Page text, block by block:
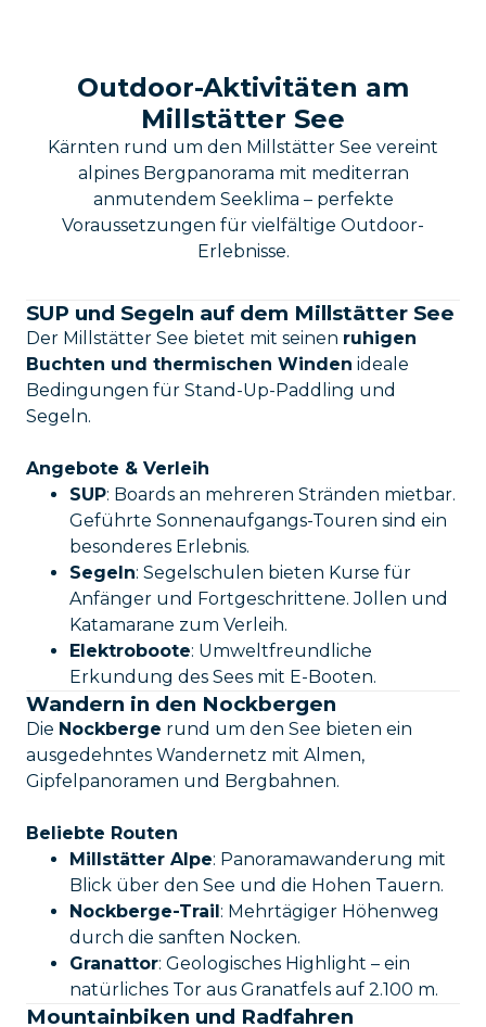
Outdoor-Aktivitäten am
Millstätter See
Kärnten rund um den Millstätter See vereint
alpines Bergpanorama mit mediterran
anmutendem Seeklima – perfekte
Voraussetzungen für vielfältige Outdoor-
Erlebnisse.
SUP und Segeln auf dem Millstätter See
Der Millstätter See bietet mit seinen ruhigen
Buchten und thermischen Winden ideale
Bedingungen für Stand-Up-Paddling und
Segeln.
Angebote & Verleih
SUP: Boards an mehreren Stränden mietbar.
Geführte Sonnenaufgangs-Touren sind ein
besonderes Erlebnis.
Segeln: Segelschulen bieten Kurse für
Anfänger und Fortgeschrittene. Jollen und
Katamarane zum Verleih.
Elektroboote: Umweltfreundliche
Erkundung des Sees mit E-Booten.
Wandern in den Nockbergen
Die Nockberge rund um den See bieten ein
ausgedehntes Wandernetz mit Almen,
Gipfelpanoramen und Bergbahnen.
Beliebte Routen
Millstätter Alpe: Panoramawanderung mit
Blick über den See und die Hohen Tauern.
Nockberge-Trail: Mehrtägiger Höhenweg
durch die sanften Nocken.
Granattor: Geologisches Highlight – ein
natürliches Tor aus Granatfels auf 2.100 m.
Mountainbiken und Radfahren